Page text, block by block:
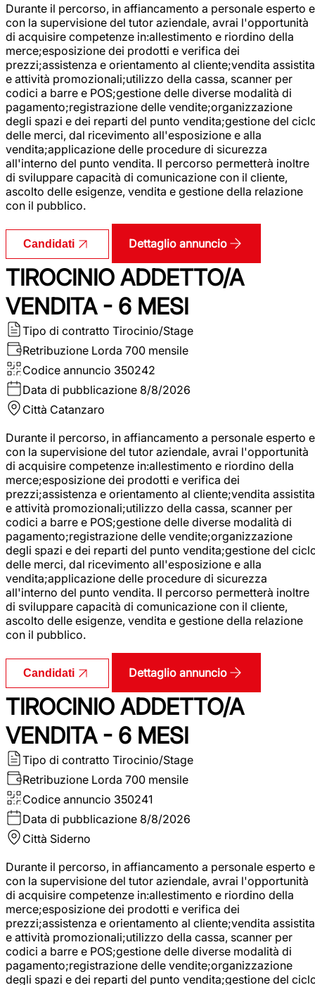
Durante il percorso, in affiancamento a personale esperto e
con la supervisione del tutor aziendale, avrai l'opportunità
di acquisire competenze in:allestimento e riordino della
merce;esposizione dei prodotti e verifica dei
prezzi;assistenza e orientamento al cliente;vendita assistita
e attività promozionali;utilizzo della cassa, scanner per
codici a barre e POS;gestione delle diverse modalità di
pagamento;registrazione delle vendite;organizzazione
degli spazi e dei reparti del punto vendita;gestione del
delle merci, dal ricevimento all'esposizione e alla
vendita;applicazione delle procedure di sicurezza
all'interno del punto vendita. Il percorso permetterà inoltre
di sviluppare capacità di comunicazione con il cliente,
ascolto delle esigenze, vendita e gestione della relazione
con il pubblico.
Candidati Dettaglio annuncio
TIROCINIO ADDETTO/A
VENDITA - 6 MESI
Tipo di contratto Tirocinio/Stage
Retribuzione Lorda 700 mensile
Codice annuncio 350242
Data di pubblicazione 8/8/2026
Città Catanzaro
Durante il percorso, in affiancamento a personale esperto e
con la supervisione del tutor aziendale, avrai l'opportunità
di acquisire competenze in:allestimento e riordino della
merce;esposizione dei prodotti e verifica dei
prezzi;assistenza e orientamento al cliente;vendita assistita
e attività promozionali;utilizzo della cassa, scanner per
codici a barre e POS;gestione delle diverse modalità di
pagamento;registrazione delle vendite;organizzazione
degli spazi e dei reparti del punto vendita;gestione del
delle merci, dal ricevimento all'esposizione e alla
vendita;applicazione delle procedure di sicurezza
all'interno del punto vendita. Il percorso permetterà inoltre
di sviluppare capacità di comunicazione con il cliente,
ascolto delle esigenze, vendita e gestione della relazione
con il pubblico.
Candidati Dettaglio annuncio
TIROCINIO ADDETTO/A
VENDITA - 6 MESI
Tipo di contratto Tirocinio/Stage
Retribuzione Lorda 700 mensile
Codice annuncio 350241
Data di pubblicazione 8/8/2026
Città Siderno
Durante il percorso, in affiancamento a personale esperto e
con la supervisione del tutor aziendale, avrai l'opportunità
di acquisire competenze in:allestimento e riordino della
merce;esposizione dei prodotti e verifica dei
prezzi;assistenza e orientamento al cliente;vendita assistita
e attività promozionali;utilizzo della cassa, scanner per
codici a barre e POS;gestione delle diverse modalità di
pagamento;registrazione delle vendite;organizzazione
degli spazi e dei reparti del punto vendita;gestione del